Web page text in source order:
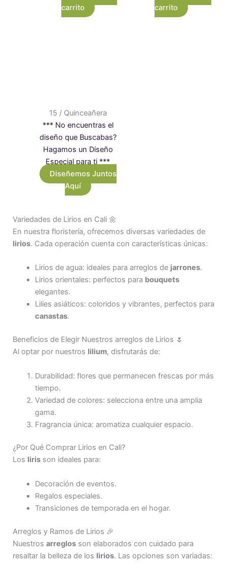
carrito carrito
15 / Quinceañera
*** No encuentras el
diseño que Buscabas?
Hagamos un Diseño
Especial para ti ***
Diseñemos Juntos
Aquí
Variedades de Lirios en Cali 🌼
En nuestra floristería, ofrecemos diversas variedades de
lirios. Cada operación cuenta con características únicas:
Lirios de agua: ideales para arreglos de jarrones.
Lirios orientales: perfectos para bouquets
elegantes.
Lilies asiáticos: coloridos y vibrantes, perfectos para
canastas.
Beneficios de Elegir Nuestros arreglos de Lirios 🌷
Al optar por nuestros lilium, disfrutarás de:
Durabilidad: flores que permanecen frescas por más
tiempo.
Variedad de colores: selecciona entre una amplia
gama.
Fragrancia única: aromatiza cualquier espacio.
¿Por Qué Comprar Lirios en Cali?
Los liris son ideales para:
Decoración de eventos.
Regalos especiales.
Transiciones de temporada en el hogar.
Arreglos y Ramos de Lirios 🎉
Nuestros arreglos son elaborados con cuidado para
resaltar la belleza de los lirios. Las opciones son variadas: